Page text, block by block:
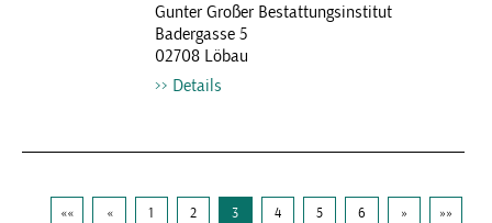
Gunter Großer Bestattungsinstitut
Badergasse 5
02708 Löbau
Details
«« « 1 2 3 4 5 6 » »»